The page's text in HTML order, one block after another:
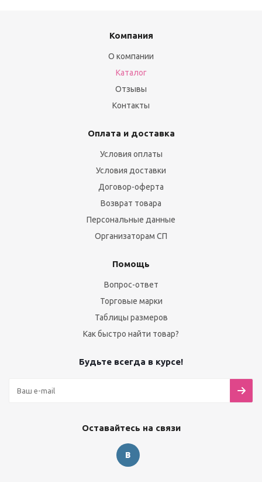
Компания
О компании
Каталог
Отзывы
Контакты
Оплата и доставка
Условия оплаты
Условия доставки
Договор-оферта
Возврат товара
Персональные данные
Организаторам СП
Помощь
Вопрос-ответ
Торговые марки
Таблицы размеров
Как быстро найти товар?
Будьте всегда в курсе!
Оставайтесь на связи